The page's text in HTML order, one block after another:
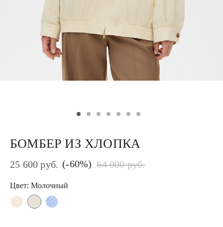
БОМБЕР ИЗ ХЛОПКА
25 600 руб. (-60%) 64 000 руб.
Цвет: Молочный